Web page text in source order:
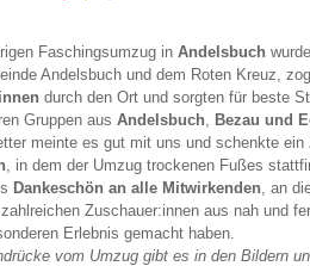
Faschingsumzug in Andelsbuch
Andelsbuch und dem Roten Kreuz,
durch den Ort und sorgten für beste
Gruppen aus Andelsbuch, Bezau und
meinte es gut mit uns und schenkte
, in dem der Umzug trockenen Fußes
Dankeschön an alle Mitwirkenden, an
Zuschauer:innen aus nah und
Erlebnis gemacht haben.
vom Umzug gibt es in den Bildern